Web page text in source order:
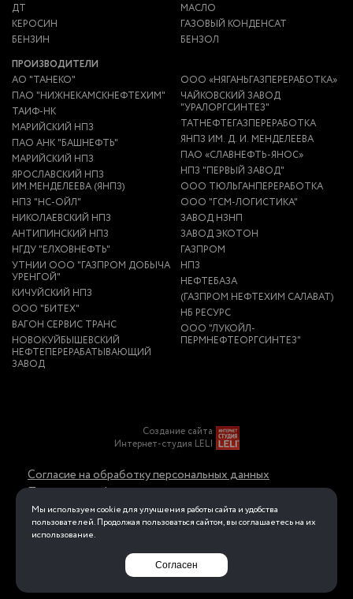
ДТ
КЕРОСИН
БЕНЗИН
МАСЛО
ГАЗОВЫЙ КОНДЕНСАТ
БЕНЗОЛ
ПРОИЗВОДИТЕЛИ
АО "ТАНЕКО"
ПАО "НИЖНЕКАМСКНЕФТЕХИМ"
ТАИФ-НК
МАРИЙСКИЙ НПЗ
ПАО АНК "БАШНЕФТЬ"
МАРИЙСКИЙ НПЗ
ЯРОСЛАВСКИЙ НПЗ
ИМ.МЕНДЕЛЕЕВА (ЯНПЗ)
НПЗ "НС-ОЙЛ"
НИКОЛАЕВСКИЙ НПЗ
АНТИПИНСКИЙ НПЗ
НГДУ "ЕЛХОВНЕФТЬ"
УТНИИ ООО "ГАЗПРОМ ДОБЫЧА
УРЕНГОЙ"
КИЧУЙСКИЙ НПЗ
ООО "БИТЕХ"
ВАГОН СЕРВИС ТРАНС
НОВОКУЙБЫШЕВСКИЙ
НЕФТЕПЕРЕРАБАТЫВАЮЩИЙ
ЗАВОД
ООО «НЯГАНЬГАЗПЕРЕРАБОТКА»
ЧАЙКОВСКИЙ ЗАВОД
"УРАЛОРГСИНТЕЗ"
ТАТНЕФТЕГАЗПЕРЕРАБОТКА
ЯНПЗ ИМ. Д. И. МЕНДЕЛЕЕВА
ПАО «СЛАВНЕФТЬ-ЯНОС»
НПЗ "ПЕРВЫЙ ЗАВОД"
ООО ТЮЛЬГАНПЕРЕРАБОТКА
ООО "ГСМ-ЛОГИСТИКА"
ЗАВОД НЗНП
ЗАВОД ЭКОТОН
ГАЗПРОМ
НПЗ
НЕФТЕБАЗА
(ГАЗПРОМ НЕФТЕХИМ САЛАВАТ)
НБ РЕСУРС
ООО "ЛУКОЙЛ-
ПЕРМНЕФТЕОРГСИНТЕЗ"
Создание сайта
Интернет-студия LELI
Согласие на обработку персональных данных
Политика конфиденциальности в отношении
обработки персональных данных
Перейти на полную версию
Мы используем cookie для улучшения работы сайта и удобства
пользователей. Продолжая пользоваться сайтом, вы соглашаетесь на их
использование.
Согласен